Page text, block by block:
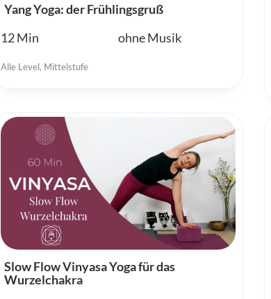
Yang Yoga: der Frühlingsgruß
12
ohne Musik
Alle Level, Mittelstufe
Slow Flow Vinyasa Yoga für das
Wurzelchakra